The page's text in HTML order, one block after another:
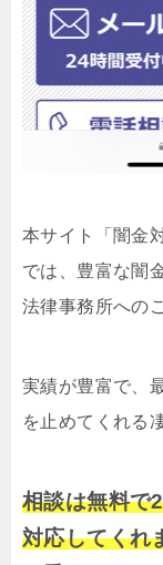
本サイト「闇金
では、豊富な闇
法律事務所への
実績が豊富で、
を止めてくれる
相談は無料で
対応してくれ